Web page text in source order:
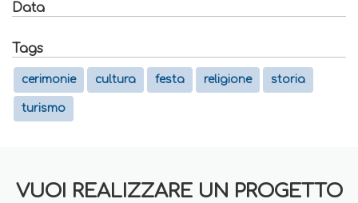
Data
Tags
cerimonie cultura festa religione storia
turismo
VUOI REALIZZARE UN PROGETTO